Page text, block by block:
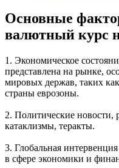
Основные
валютный курс
1. Экономическое
представлена на рынке,
мировых держав, таких
страны еврозоны.
2. Политические новости,
катаклизмы, теракты.
3. Глобальная
в сфере экономики и